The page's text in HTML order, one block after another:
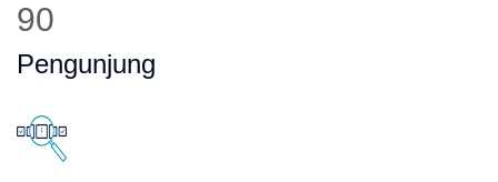
120
Pengunjung